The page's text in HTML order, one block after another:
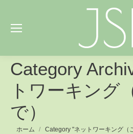
Category
トワーキング
で）
You are here:
ホーム Category "ネットワーキング（